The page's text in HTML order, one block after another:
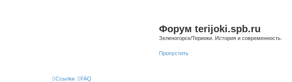
Форум terijoki.spb.ru
Зеленогорск/Териоки. История и современность.
Пропустить
Ссылки FAQ